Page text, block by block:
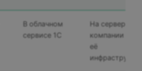
В облачном
сервисе 1С
На сервере
компании или
её